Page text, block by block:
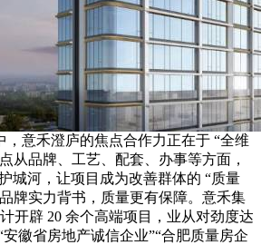
，意禾澄庐的焦点合作力正在于 “全维
从品牌、工艺、配套、办事等方面，
城河，让项目成为改善群体的 “质量
牌实力背书，质量更有保障。意禾集
开辟 20 余个高端项目，业从对劲度达
徽省房地产诚信企业”“合肥质量房企